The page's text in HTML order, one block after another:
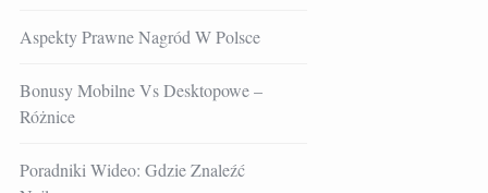
Aspekty Prawne Nagród W Polsce
Bonusy Mobilne Vs Desktopowe –
Różnice
Poradniki Wideo: Gdzie Znaleźć